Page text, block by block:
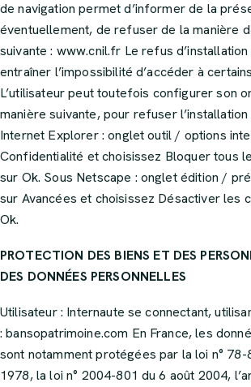
de navigation permet d’informer de la
éventuellement, de refuser de la manière
suivante : www.cnil.fr Le refus d’installation
entraîner l’impossibilité d’accéder à
L’utilisateur peut toutefois configurer son
manière suivante, pour refuser
Internet Explorer : onglet outil / options
Confidentialité et choisissez Bloquer tous
sur Ok. Sous Netscape : onglet édition /
sur Avancées et choisissez Désactiver les
Ok.
PROTECTION DES BIENS ET DES
DES DONNÉES PERSONNELLES
Utilisateur : Internaute se connectant,
:bansopatrimoine.com En France, les
sont notamment protégées par la loi n° 78-
1978, la loi n° 2004-801 du 6 août 2004,